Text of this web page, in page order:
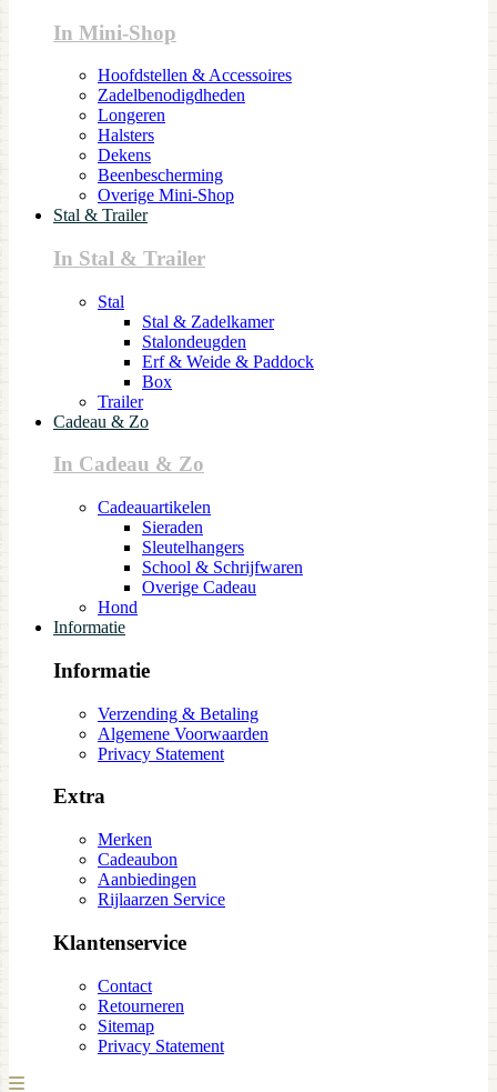
In Mini-Shop
Hoofdstellen & Accessoires
Zadelbenodigdheden
Longeren
Halsters
Dekens
Beenbescherming
Overige Mini-Shop
Stal & Trailer
In Stal & Trailer
Stal
Stal & Zadelkamer
Stalondeugden
Erf & Weide & Paddock
Box
Trailer
Cadeau & Zo
In Cadeau & Zo
Cadeauartikelen
Sieraden
Sleutelhangers
School & Schrijfwaren
Overige Cadeau
Hond
Informatie
Informatie
Verzending & Betaling
Algemene Voorwaarden
Privacy Statement
Extra
Merken
Cadeaubon
Aanbiedingen
Rijlaarzen Service
Klantenservice
Contact
Retourneren
Sitemap
Privacy Statement